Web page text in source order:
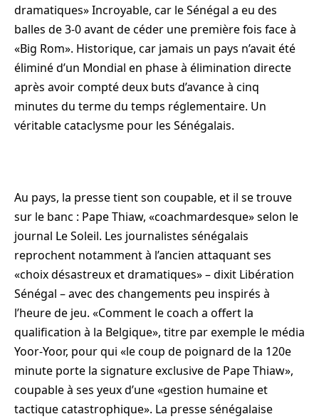
dramatiques» Incroyable, car le Sénégal a eu des
balles de 3-0 avant de céder une première fois face à
«Big Rom». Historique, car jamais un pays n’avait été
éliminé d’un Mondial en phase à élimination directe
après avoir compté deux buts d’avance à cinq
minutes du terme du temps réglementaire. Un
véritable cataclysme pour les Sénégalais.
Au pays, la presse tient son coupable, et il se trouve
sur le banc : Pape Thiaw, «coachmardesque» selon le
journal Le Soleil. Les journalistes sénégalais
reprochent notamment à l’ancien attaquant ses
«choix désastreux et dramatiques» – dixit Libération
Sénégal – avec des changements peu inspirés à
l’heure de jeu. «Comment le coach a offert la
qualification à la Belgique», titre par exemple le média
Yoor-Yoor, pour qui «le coup de poignard de la 120e
minute porte la signature exclusive de Pape Thiaw»,
coupable à ses yeux d’une «gestion humaine et
tactique catastrophique». La presse sénégalaise